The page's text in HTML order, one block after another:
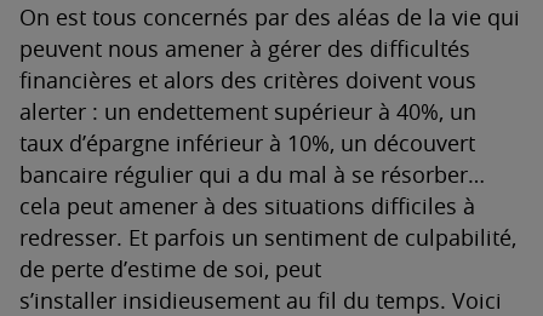
On est tous concernés par des aléas de la vie qui
peuvent nous amener à gérer des difficultés
financières et alors des critères doivent vous
alerter : un endettement supérieur à 40%, un
taux d’épargne inférieur à 10%, un découvert
bancaire régulier qui a du mal à se résorber…
cela peut amener à des situations difficiles à
redresser. Et parfois un sentiment de culpabilité,
de perte d’estime de soi, peut
s’installer insidieusement au fil du temps. Voici